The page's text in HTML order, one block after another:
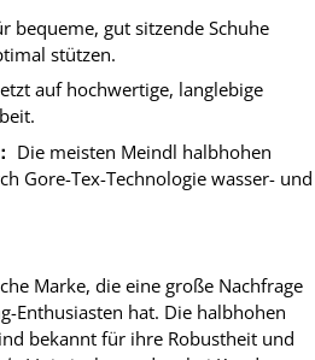
bequeme, gut sitzende Schuhe
stützen.
auf hochwertige, langlebige
Die meisten Meindl halbhohen
Gore-Tex-Technologie wasser- und
Marke, die eine große Nachfrage
Enthusiasten hat. Die halbhohen
bekannt für ihre Robustheit und